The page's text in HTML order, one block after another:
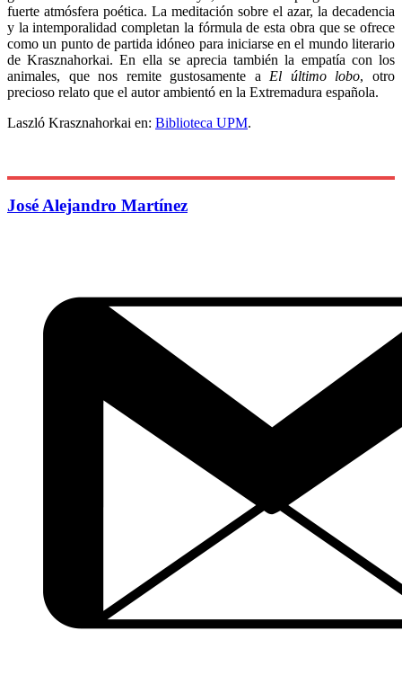
fuerte atmósfera poética. La meditación sobre el azar, la decadencia
y la intemporalidad completan la fórmula de esta obra que se ofrece
como un punto de partida idóneo para iniciarse en el mundo literario
de Krasznahorkai. En ella se aprecia también la empatía con los
animales, que nos remite gustosamente a El último lobo, otro
precioso relato que el autor ambientó en la Extremadura española.
Laszló Krasznahorkai en: Biblioteca UPM.
José Alejandro Martínez